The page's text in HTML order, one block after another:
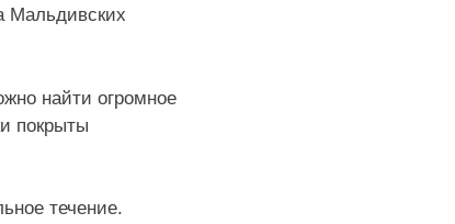
Мальдивских
найти огромное
покрыты
течение.